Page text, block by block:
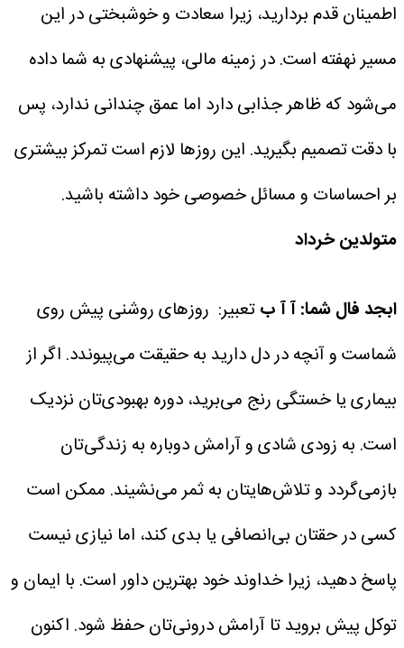
اطمینان قدم بردارید، زیرا سعادت و خوشبختی در این
مسیر نهفته است. در زمینه مالی، پیشنهادی به شما داده
می‌شود که ظاهر جذابی دارد اما عمق چندانی ندارد، پس
با دقت تصمیم بگیرید. این روزها لازم است تمرکز بیشتری
بر احساسات و مسائل خصوصی خود داشته باشید.
متولدین خرداد
ابجد فال شما: آ آ بتعبیر: روزهای روشنی پیش روی
شماست و آنچه در دل دارید به حقیقت می‌پیوندد. اگر از
بیماری یا خستگی رنج می‌برید، دوره بهبودی‌تان نزدیک
است. به زودی شادی و آرامش دوباره به زندگی‌تان
بازمی‌گردد و تلاش‌هایتان به ثمر می‌نشیند. ممکن است
کسی در حقتان بی‌انصافی یا بدی کند، اما نیازی نیست
پاسخ دهید، زیرا خداوند خود بهترین داور است. با ایمان و
توکل پیش بروید تا آرامش درونی‌تان حفظ شود. اکنون